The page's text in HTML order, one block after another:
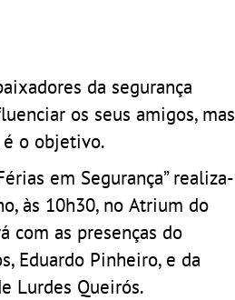
da segurança
os seus amigos, mas
o objetivo.
em Segurança” realiza-
às 10h30, no Atrium do
com as presenças do
Eduardo Pinheiro, e da
Lurdes Queirós.